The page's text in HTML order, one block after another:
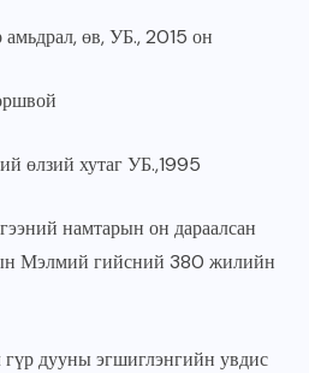
амьдрал, өв, УБ., 2015 он
өлзий хутаг УБ.,1995
намтарын он дараалсан
Мэлмий гийсний 380 жилийн
дууны эгшиглэнгийн увдис